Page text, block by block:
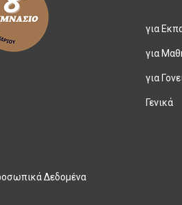
Δεδομένα
για
για
για
Γενικά